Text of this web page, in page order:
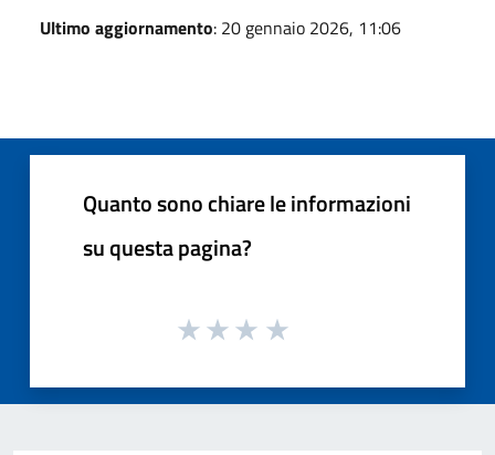
Ultimo aggiornamento: 20 gennaio 2026, 11:06
Quanto sono chiare le informazioni
su questa pagina?